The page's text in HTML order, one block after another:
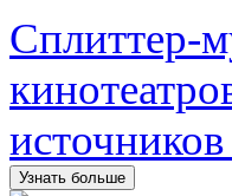
Сплиттер-
Узнать больше